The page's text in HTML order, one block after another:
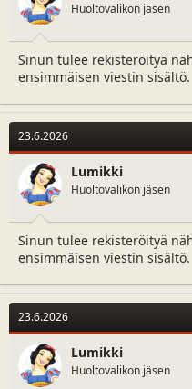
Huoltovalikon jäsen
Sinun tulee rekisteröityä
ensimmäisen viestin sisältö.
23.6.2026
Lumikki
Huoltovalikon jäsen
Sinun tulee rekisteröityä
ensimmäisen viestin sisältö.
23.6.2026
Lumikki
Huoltovalikon jäsen